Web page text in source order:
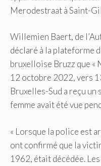
Merodestraat à Saint-
Willemien Baert, de
déclaré à la plateforme
bruxelloise Bruzz que «
12 octobre 2022, vers
Bruxelles-Sud a reçu
femme avait été vue
« Lorsque la police est
ont confirmé que la
1962, était décédée.